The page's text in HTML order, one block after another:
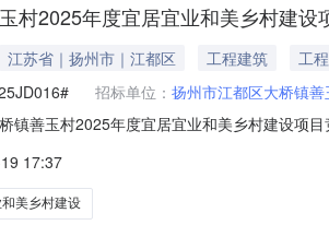
村2025年度宜居宜业和美乡村建设
江苏省｜扬州市｜江都区 工程建筑
工程
招标单位： 扬州市江都区大桥镇
镇善玉村2025年度宜居宜业和美乡村建设项
天工程建设咨询有限公司受扬州市江都区大
17:37
美乡村建设